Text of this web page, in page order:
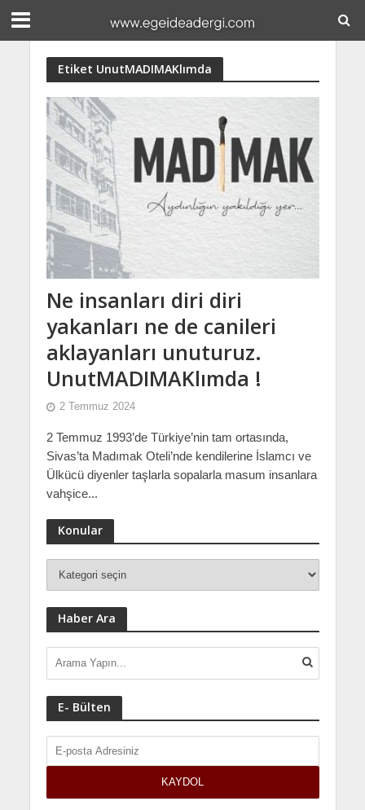
Etiket UnutMADIMAKlımda
Ne insanları diri diri
yakanları ne de canileri
aklayanları unuturuz.
UnutMADIMAKlımda !
2 Temmuz 2024
2 Temmuz 1993’de Türkiye’nin tam ortasında,
Sivas’ta Madımak Oteli’nde kendilerine İslamcı ve
Ülkücü diyenler taşlarla sopalarla masum insanlara
vahşice...
Konular
Haber Ara
E- Bülten